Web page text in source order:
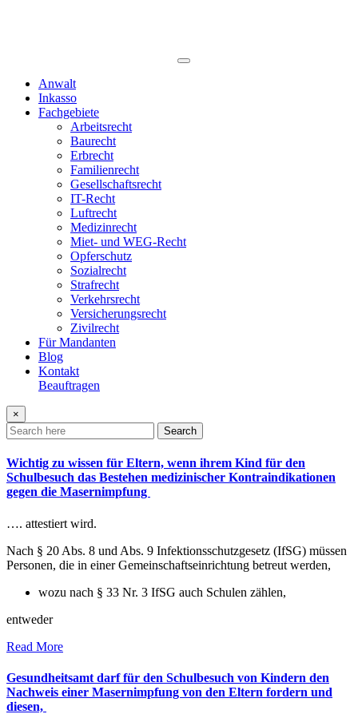
Anwalt
Inkasso
Fachgebiete
Arbeitsrecht
Baurecht
Erbrecht
Familienrecht
Gesellschaftsrecht
IT-Recht
Luftrecht
Medizinrecht
Miet- und WEG-Recht
Opferschutz
Sozialrecht
Strafrecht
Verkehrsrecht
Versicherungsrecht
Zivilrecht
Für Mandanten
Blog
Kontakt
Beauftragen
×
Search
Wichtig zu wissen für Eltern, wenn ihrem Kind für den
Schulbesuch das Bestehen medizinischer Kontraindikationen
gegen die Masernimpfung
…. attestiert wird.
Nach § 20 Abs. 8 und Abs. 9 Infektionsschutzgesetz (IfSG) müssen
Personen, die in einer Gemeinschaftseinrichtung betreut werden,
wozu nach § 33 Nr. 3 IfSG auch Schulen zählen,
entweder
Read More
Gesundheitsamt darf für den Schulbesuch von Kindern den
Nachweis einer Masernimpfung von den Eltern fordern und
diesen,